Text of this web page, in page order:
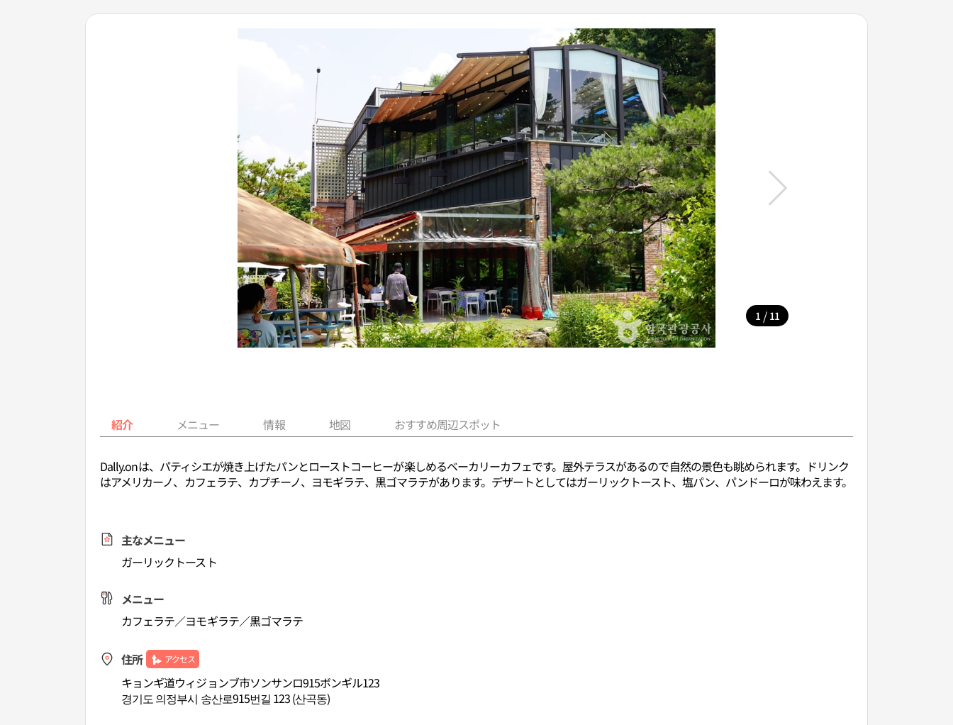
1 / 11
紹介 メニュー 情報 地図 おすすめ周辺スポット
Dally.onは、パティシエが焼き上げたパンとローストコーヒーが楽しめるベーカリーカフェです。屋外テラスがあるので自然の景色も眺められます。ドリンク
はアメリカーノ、カフェラテ、カプチーノ、ヨモギラテ、黒ゴマラテがあります。デザートとしてはガーリックトースト、塩パン、パンドーロが味わえます。
主なメニュー
ガーリックトースト
メニュー
カフェラテ／ヨモギラテ／黒ゴマラテ
住所 アクセス
キョンギ道ウィジョンブ市ソンサンロ915ボンギル123
경기도 의정부시 송산로915번길 123 (산곡동)